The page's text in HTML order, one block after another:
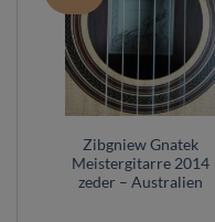
Zibgniew Gnatek
Meistergitarre 2014
zeder – Australien